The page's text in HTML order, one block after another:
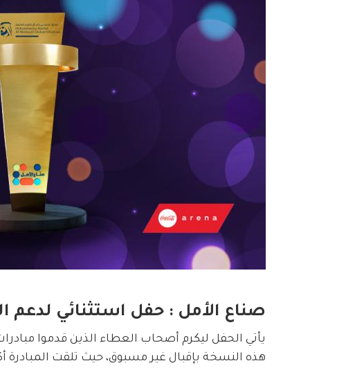
صناع الأمل : حفل استثنائي لدعم
يأتي الحفل ليكرم أصحاب العطاء الذين قدموا